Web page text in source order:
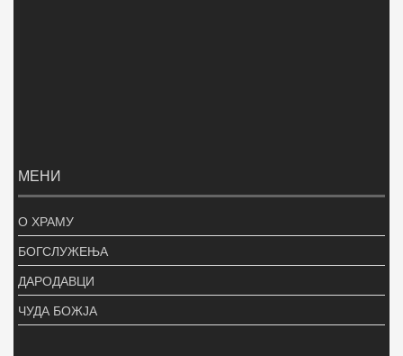
МЕНИ
О ХРАМУ
БОГСЛУЖЕЊА
ДАРОДАВЦИ
ЧУДА БОЖЈА